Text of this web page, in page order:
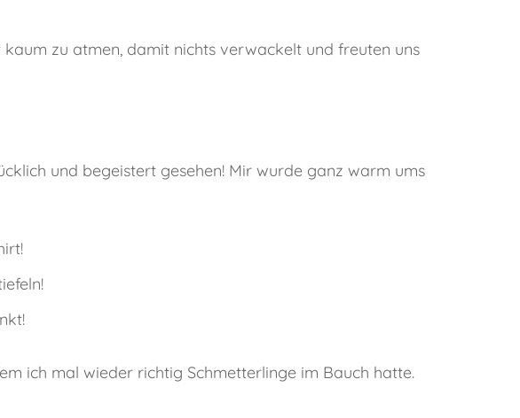
zu atmen, damit nichts verwackelt und freuten uns
und begeistert gesehen! Mir wurde ganz warm ums
ich mal wieder richtig Schmetterlinge im Bauch hatte.